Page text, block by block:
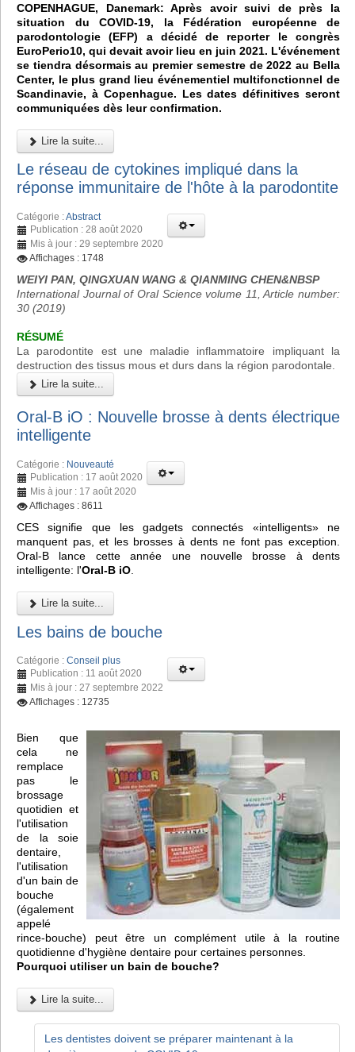
COPENHAGUE, Danemark: Après avoir suivi de près la
situation du COVID-19, la Fédération européenne de
parodontologie (EFP) a décidé de reporter le congrès
EuroPerio10, qui devait avoir lieu en juin 2021. L'événement
se tiendra désormais au premier semestre de 2022 au Bella
Center, le plus grand lieu événementiel multifonctionnel de
Scandinavie, à Copenhague. Les dates définitives seront
communiquées dès leur confirmation.
Lire la suite...
Le réseau de cytokines impliqué dans la
réponse immunitaire de l'hôte à la parodontite
Catégorie :Abstract
Publication : 28 août 2020
Mis à jour : 29 septembre 2020
Affichages : 1748
WEIYI PAN, QINGXUAN WANG & QIANMING CHEN&NBSP
International Journal of Oral Science volume 11, Article number:
30 (2019)
RÉSUMÉ
La parodontite est une maladie inflammatoire impliquant la
destruction des tissus mous et durs dans la région parodontale.
Lire la suite...
Oral-B iO : Nouvelle brosse à dents électrique
intelligente
Catégorie : Nouveauté
Publication : 17 août 2020
Mis à jour : 17 août 2020
Affichages : 8611
CES signifie que les gadgets connectés «intelligents» ne
manquent pas, et les brosses à dents ne font pas exception.
Oral-B lance cette année une nouvelle brosse à dents
intelligente: l'Oral-B iO
Lire la suite...
Les bains de bouche
Catégorie : Conseil plus
Publication : 11 août 2020
Mis à jour : 27 septembre 2022
Affichages : 12735
Bien que
cela ne
remplace
pas le
brossage
quotidien et
l'utilisation
de la soie
dentaire,
l'utilisation
d'un bain de
bouche
(également
appelé
rince-bouche) peut être un complément utile à la routine
quotidienne d'hygiène dentaire pour certaines personnes.
Pourquoi utiliser un bain de bouche?
Lire la suite...
Les dentistes doivent se préparer maintenant à la